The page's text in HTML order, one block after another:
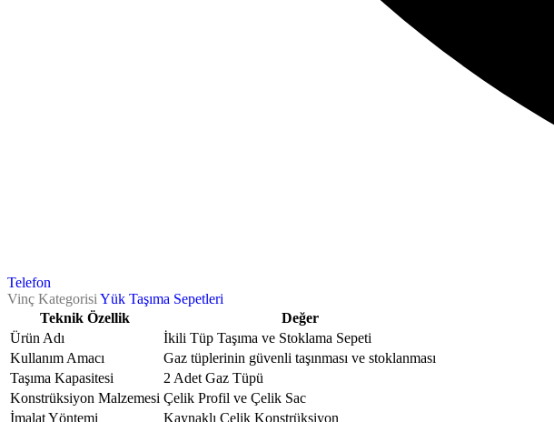
Telefon
Vinç Kategorisi Yük Taşıma Sepetleri
Teknik Özellik
Değer
Ürün Adı
İkili Tüp Taşıma ve Stoklama Sepeti
Kullanım Amacı
Gaz tüplerinin güvenli taşınması ve stoklanması
Taşıma Kapasitesi
2 Adet Gaz Tüpü
Konstrüksiyon Malzemesi Çelik Profil ve Çelik Sac
İmalat Yöntemi
Kaynaklı Çelik Konstrüksiyon